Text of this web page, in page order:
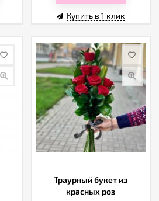
Купить в 1 клик
Траурный букет из
красных роз